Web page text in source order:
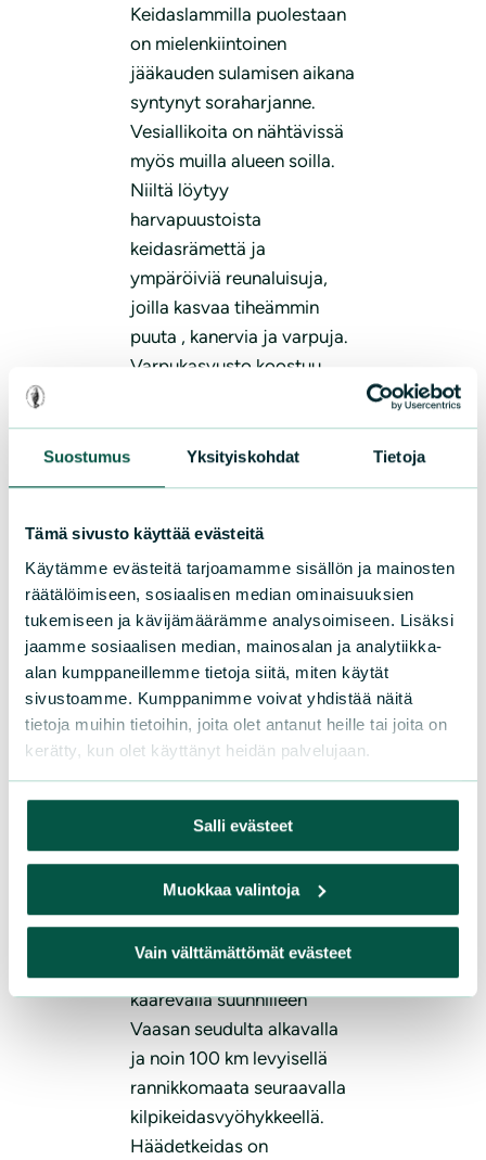
Suostumus Yksityiskohdat Tietoja
Tämä sivusto käyttää evästeitä
Käytämme evästeitä tarjoamamme sisällön ja mainosten
räätälöimiseen, sosiaalisen median ominaisuuksien
tukemiseen ja kävijämäärämme analysoimiseen. Lisäksi
jaamme sosiaalisen median, mainosalan ja analytiikka-
alan kumppaneillemme tietoja siitä, miten käytät
sivustoamme. Kumppanimme voivat yhdistää näitä
tietoja muihin tietoihin, joita olet antanut heille tai joita on
kerätty, kun olet käyttänyt heidän palvelujaan.
Salli evästeet
Muokkaa valintoja
Vain välttämättömät evästeet
Keidaslammilla puolestaan
on mielenkiintoinen
jääkauden sulamisen aikana
syntynyt soraharjanne.
Vesiallikoita on nähtävissä
myös muilla alueen soilla.
Niiltä löytyy
harvapuustoista
keidasrämettä ja
ympäröiviä reunaluisuja,
joilla kasvaa tiheämmin
puuta , kanervia ja varpuja.
Varpukasvusto koostuu
suopursumättäistä. Monien
erityyppisten soiden
mättäillä viihtyvä suokukka
Punertavat rahkasammalet
laikuttavat suon pintaa.
Myöhemmin kukkivaa ja
marjovaa suomuurainta
saattaa olla myös avosuon
reunoilla, jossa se saa myös
suojaa puustolta.
Reunametsiin virtaa vettä
ja ravinteita myös
ympäristöstä, mikä suosii
rehevämpää kasvualustaa
tarvitsevaa
suokasvillisuutta
suoalueiden reunaosissa,
kaarevalla suunnilleen
Vaasan seudulta alkavalla
ja noin 100 km levyisellä
rannikkomaata seuraavalla
kilpikeidasvyöhykkeellä.
Häädetkeidas on